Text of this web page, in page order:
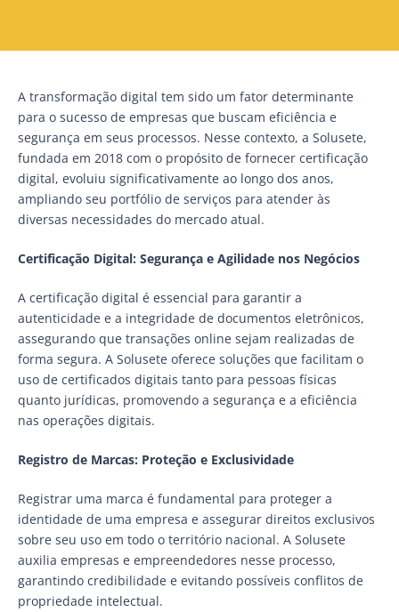
A transformação digital tem sido um fator determinante
para o sucesso de empresas que buscam eficiência e
segurança em seus processos. Nesse contexto, a Solusete,
fundada em 2018 com o propósito de fornecer certificação
digital, evoluiu significativamente ao longo dos anos,
ampliando seu portfólio de serviços para atender às
diversas necessidades do mercado atual.
Certificação Digital: Segurança e Agilidade nos Negócios
A certificação digital é essencial para garantir a
autenticidade e a integridade de documentos eletrônicos,
assegurando que transações online sejam realizadas de
forma segura. A Solusete oferece soluções que facilitam o
uso de certificados digitais tanto para pessoas físicas
quanto jurídicas, promovendo a segurança e a eficiência
nas operações digitais.
Registro de Marcas: Proteção e Exclusividade
Registrar uma marca é fundamental para proteger a
identidade de uma empresa e assegurar direitos exclusivos
sobre seu uso em todo o território nacional. A Solusete
auxilia empresas e empreendedores nesse processo,
garantindo credibilidade e evitando possíveis conflitos de
propriedade intelectual.